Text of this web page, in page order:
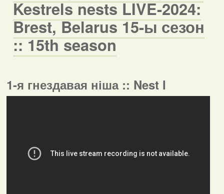
Kestrels nests LIVE-2024:
Brest, Belarus 15-ы сезон
:: 15th season
1-я гнездавая ніша :: Nest I